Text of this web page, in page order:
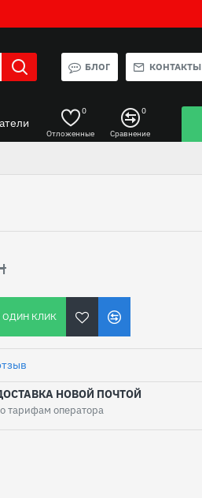
БЛОГ КОНТАКТЫ
Отложенные
0
Сравнение
0
ОДИН КЛИК
НОВОЙ ПОЧТОЙ
тарифам оператора